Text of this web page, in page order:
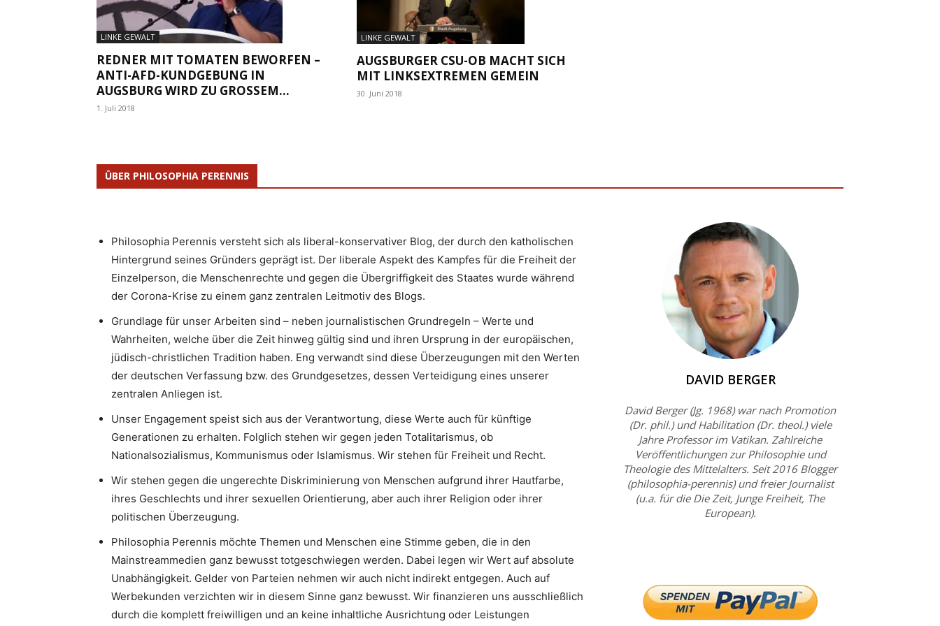
LINKE GEWALT
REDNER MIT TOMATEN BEWORFEN –
ANTI-AFD-KUNDGEBUNG IN
AUGSBURG WIRD ZU GROSSEM...
1. Juli 2018
LINKE GEWALT
AUGSBURGER CSU-OB MACHT SICH
MIT LINKSEXTREMEN GEMEIN
30. Juni 2018
ÜBER PHILOSOPHIA PERENNIS
Philosophia Perennis versteht sich als liberal-konservativer Blog, der durch den katholischen
Hintergrund seines Gründers geprägt ist. Der liberale Aspekt des Kampfes für die Freiheit der
Einzelperson, die Menschenrechte und gegen die Übergriffigkeit des Staates wurde während
der Corona-Krise zu einem ganz zentralen Leitmotiv des Blogs.
Grundlage für unser Arbeiten sind – neben journalistischen Grundregeln – Werte und
Wahrheiten, welche über die Zeit hinweg gültig sind und ihren Ursprung in der europäischen,
jüdisch-christlichen Tradition haben. Eng verwandt sind diese Überzeugungen mit den Werten
der deutschen Verfassung bzw. des Grundgesetzes, dessen Verteidigung eines unserer
zentralen Anliegen ist.
Unser Engagement speist sich aus der Verantwortung, diese Werte auch für künftige
Generationen zu erhalten. Folglich stehen wir gegen jeden Totalitarismus, ob
Nationalsozialismus, Kommunismus oder Islamismus. Wir stehen für Freiheit und Recht.
Wir stehen gegen die ungerechte Diskriminierung von Menschen aufgrund ihrer Hautfarbe,
ihres Geschlechts und ihrer sexuellen Orientierung, aber auch ihrer Religion oder ihrer
politischen Überzeugung.
Philosophia Perennis möchte Themen und Menschen eine Stimme geben, die in den
Mainstreammedien ganz bewusst totgeschwiegen werden. Dabei legen wir Wert auf absolute
Unabhängigkeit. Gelder von Parteien nehmen wir auch nicht indirekt entgegen. Auch auf
Werbekunden verzichten wir in diesem Sinne ganz bewusst. Wir finanzieren uns ausschließlich
durch die komplett freiwilligen und an keine inhaltliche Ausrichtung oder Leistungen
DAVID BERGER
David Berger (Jg. 1968) war nach Promotion
(Dr. phil.) und Habilitation (Dr. theol.) viele
Jahre Professor im Vatikan. Zahlreiche
Veröffentlichungen zur Philosophie und
Theologie des Mittelalters. Seit 2016 Blogger
(philosophia-perennis) und freier Journalist
(u.a. für die Die Zeit, Junge Freiheit, The
European).